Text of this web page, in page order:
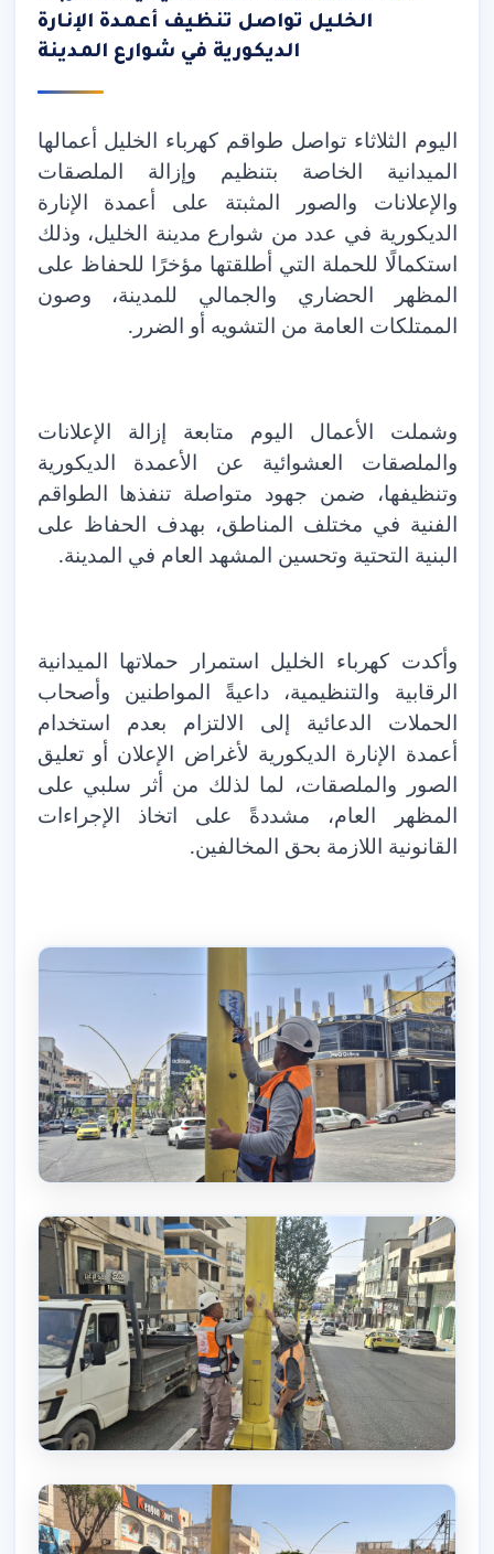
الخليل تواصل تنظيف أعمدة الإنارة
الديكورية في شوارع المدينة
اليوم الثلاثاء تواصل طواقم كهرباء الخليل أعمالها
الميدانية الخاصة بتنظيم وإزالة الملصقات
والإعلانات والصور المثبتة على أعمدة الإنارة
الديكورية في عدد من شوارع مدينة الخليل، وذلك
استكمالًا للحملة التي أطلقتها مؤخرًا للحفاظ على
المظهر الحضاري والجمالي للمدينة، وصون
الممتلكات العامة من التشويه أو الضرر.
وشملت الأعمال اليوم متابعة إزالة الإعلانات
والملصقات العشوائية عن الأعمدة الديكورية
وتنظيفها، ضمن جهود متواصلة تنفذها الطواقم
الفنية في مختلف المناطق، بهدف الحفاظ على
البنية التحتية وتحسين المشهد العام في المدينة.
وأكدت كهرباء الخليل استمرار حملاتها الميدانية
الرقابية والتنظيمية، داعيةً المواطنين وأصحاب
الحملات الدعائية إلى الالتزام بعدم استخدام
أعمدة الإنارة الديكورية لأغراض الإعلان أو تعليق
الصور والملصقات، لما لذلك من أثر سلبي على
المظهر العام، مشددةً على اتخاذ الإجراءات
القانونية اللازمة بحق المخالفين.